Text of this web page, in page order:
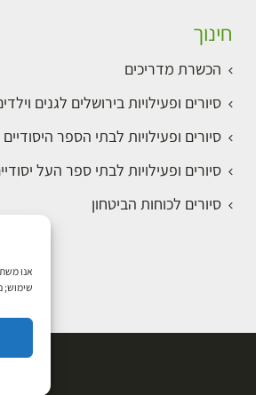
שימוש;
חינוך
הכשרת מדריכים
סיורים ופעילויות בירושלים לגנים
סיורים ופעילויות לבתי הספר היסודיים
סיורים ופעילויות לבתי ספר העל
סיורים לכוחות הביטחון